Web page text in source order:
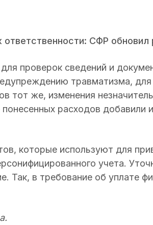
ответственности: СФР
проверок сведений и
травматизма, для
тот же, изменения
расходов добавили
которые используют для
учета.
Так, в требование об уплате